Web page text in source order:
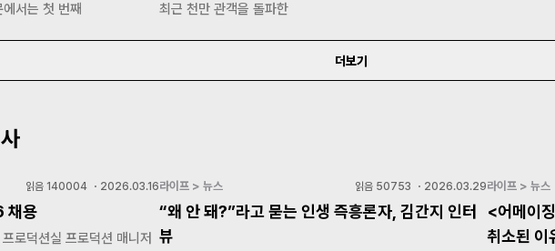
서는 첫 번째 최근 천만 관객을 돌파한
더보기
읽음 140004・ 2026.03.16
채용
로덕션실 프로덕션 매니저
라이프 > 뉴스 읽음 50753 ・ 2026.03.29
“왜 안 돼?”라고 묻는 인생 즉흥론자, 김간지 인터
뷰
라이프 > 뉴스
<어메이
취소된 이